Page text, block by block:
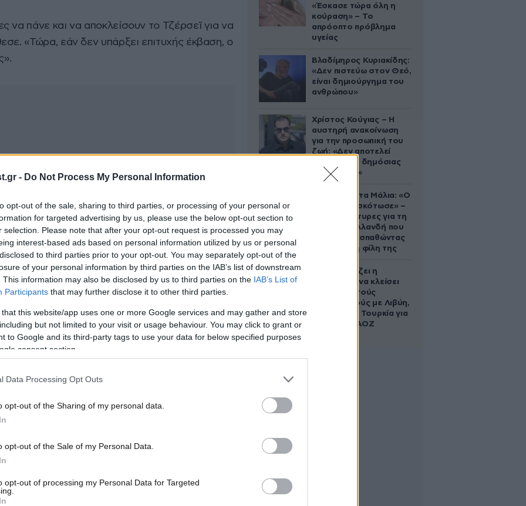
- Do Not Process My Personal Information
opt-out of the sale, sharing to third parties, or processing of your personal or
for targeted advertising by us, please use the below opt-out section to
selection. Please note that after your opt-out request is processed you may
interest-based ads based on personal information utilized by us or personal
to third parties prior to your opt-out. You may separately opt-out of the
of your personal information by third parties on the IAB’s list of downstream
This information may also be disclosed by us to third parties on the IAB’s List of
Participants that may further disclose it to other third parties.
that this website/app uses one or more Google services and may gather and store
but not limited to your visit or usage behaviour. You may click to grant or
to Google and its third-party tags to use your data for below specified purposes
consent section.
Data Processing Opt Outs
opt-out of the Sharing of my personal data.
opt-out of the Sale of my Personal Data.
opt-out of processing my Personal Data for Targeted
να πάνε και να αποκλείσουν το Τζέρσεϊ για να
«Τώρα, εάν δεν υπάρξει επιτυχής έκβαση, ο
Θαλασσίων Υποθέσεων Ανίκ Ζιραρντέν
καταφύγει σε «αντίποινα» εάν οι βρετανικές
την πρόσβαση των Γάλλων ψαράδων στα
«Έσκασε τώρα όλη η
κούραση» – Το
απρόοπτο πρόβλημα
υγείας
Βλαδίμηρος Κυριακίδης:
«Δεν πιστεύω στον Θεό,
είναι δημιούργημα του
ανθρώπου»
Χρίστος Κούγιας – Η
αυστηρή ανακοίνωση
για την προσωπική του
ζωή: «Δεν αποτελεί
αντικείμενο δημόσιας
συζήτησης»
Τραγωδία στα Μάλια: «Ο
πανικός τη σκότωσε» –
Τι λένε μάρτυρες για τη
42χρονη Ολλανδή που
πνίγηκε προσπαθώντας
να σώσει τη φίλη της
Πώς σχεδιάζει η
κυβέρνηση να κλείσει
τους ανοιχτούς
λογαριασμούς με Λιβύη,
Αλβανία και Τουρκία για
τη χάραξη ΑΟΖ